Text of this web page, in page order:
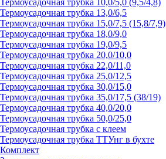
Термоусадочная трубка 10,0/5,0 (9,5/4,8)
Термоусадочная трубка 13,0/6,5
Термоусадочная трубка 15,0/7,5 (15,8/7,9)
Термоусадочная трубка 18,0/9,0
Термоусадочная трубка 19,0/9,5
Термоусадочная трубка 20,0/10,0
Термоусадочная трубка 22,0/11,0
Термоусадочная трубка 25,0/12,5
Термоусадочная трубка 30,0/15,0
Термоусадочная трубка 35,0/17,5 (38/19)
Термоусадочная трубка 40,0/20,0
Термоусадочная трубка 50,0/25,0
Термоусадочная трубка с клеем
Термоусадочная трубка ТТУнг в бухте
Комплект